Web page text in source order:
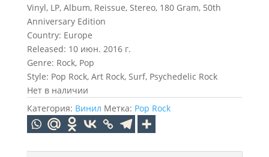
Vinyl, LP, Album, Reissue, Stereo, 180 Gram, 50th
Anniversary Edition
Country: Europe
Released: 10 июн. 2016 г.
Genre: Rock, Pop
Style: Pop Rock, Art Rock, Surf, Psychedelic Rock
Нет в наличии
Категория: Винил Метка: Pop Rock